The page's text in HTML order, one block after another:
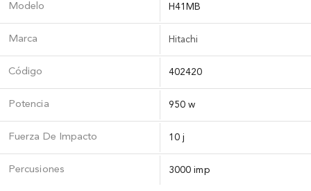
Modelo H41MB
Marca Hitachi
Código 402420
Potencia 950 w
Fuerza De Impacto 10 j
Percusiones 3000 imp